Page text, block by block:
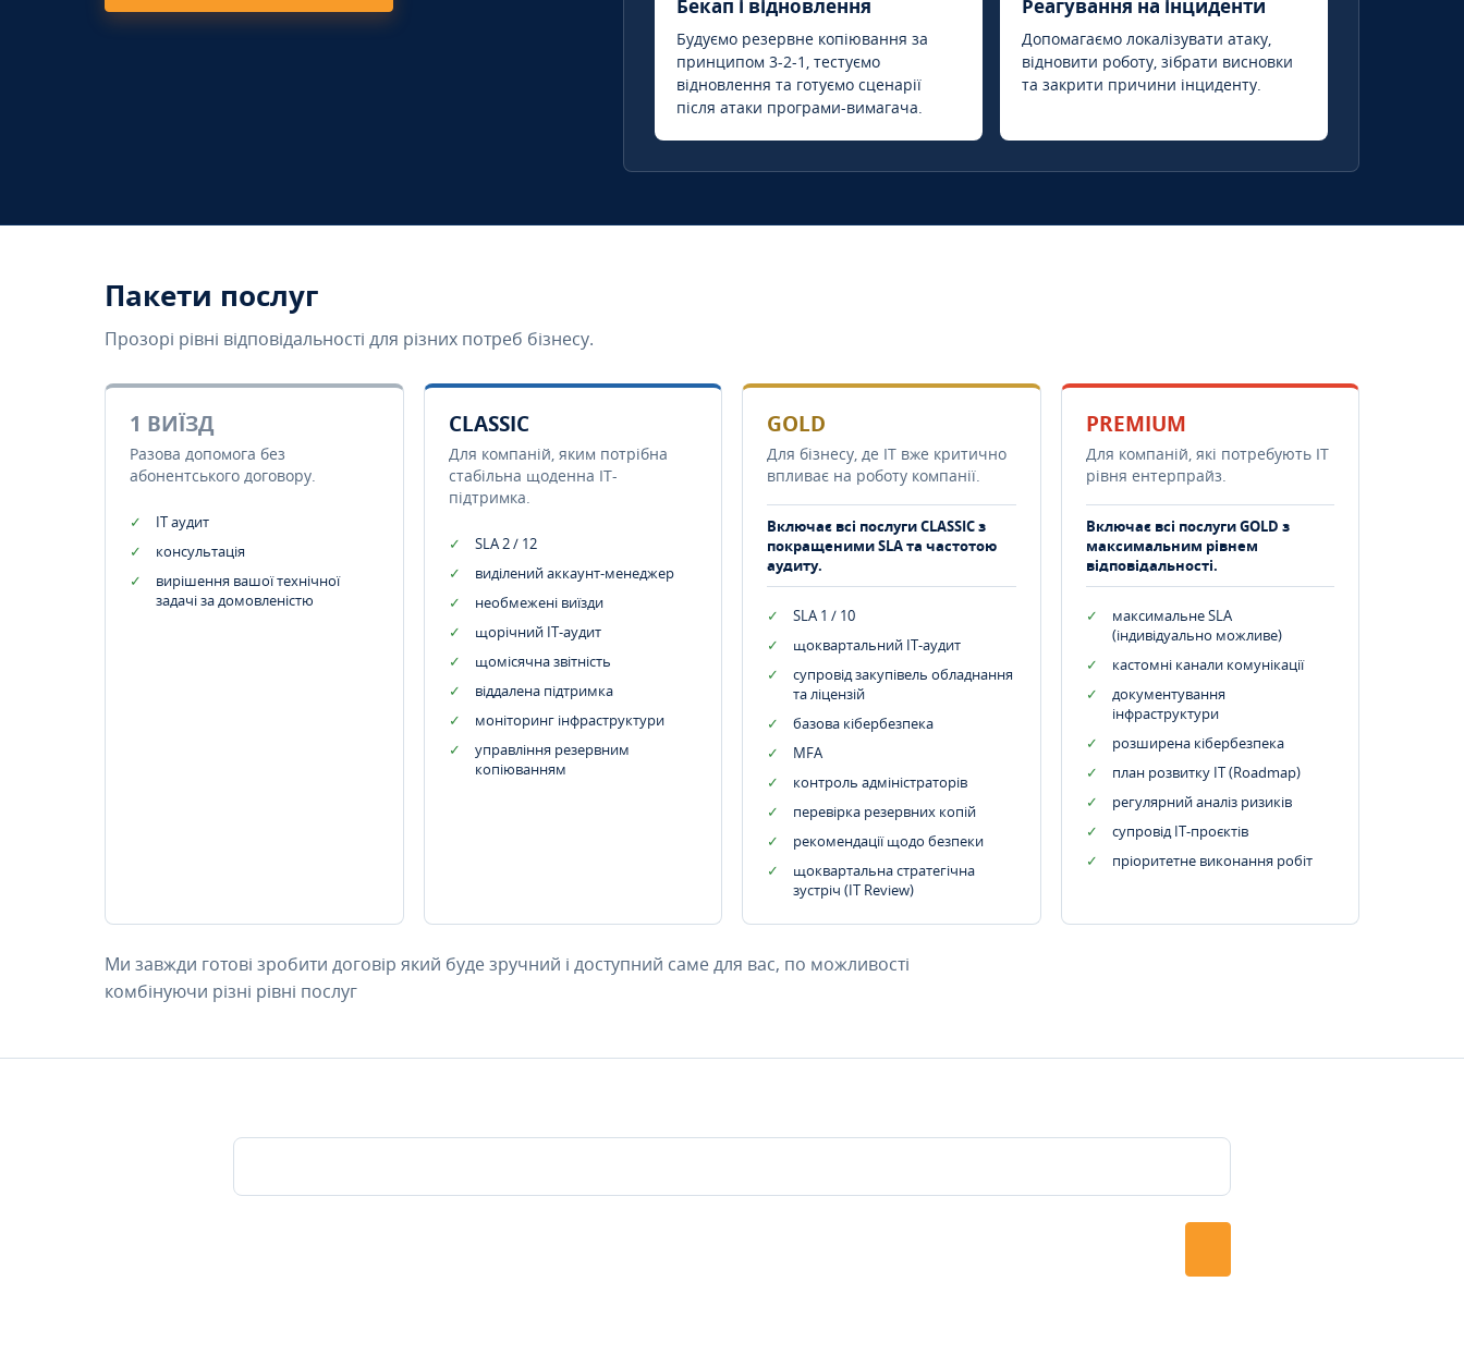
Бекап і відновлення
Будуємо резервне копіювання за
принципом 3-2-1, тестуємо
відновлення та готуємо сценарії
після атаки програми-вимагача.
Реагування на інциденти
Допомагаємо локалізувати атаку,
відновити роботу, зібрати висновки
та закрити причини інциденту.
Пакети послуг
Прозорі рівні відповідальності для різних потреб бізнесу.
1 ВИЇЗД
Разова допомога без
абонентського договору.
IT аудит
консультація
вирішення вашої технічної
задачі за домовленістю
CLASSIC
Для компаній, яким потрібна
стабільна щоденна IT-
підтримка.
SLA 2 / 12
виділений аккаунт-менеджер
необмежені виїзди
щорічний IT-аудит
щомісячна звітність
віддалена підтримка
моніторинг інфраструктури
управління резервним
копіюванням
GOLD
Для бізнесу, де IT вже критично
впливає на роботу компанії.
Включає всі послуги CLASSIC з
покращеними SLA та частотою
аудиту.
SLA 1 / 10
щоквартальний IT-аудит
супровід закупівель обладнання
та ліцензій
базова кібербезпека
MFA
контроль адміністраторів
перевірка резервних копій
рекомендації щодо безпеки
щоквартальна стратегічна
зустріч (IT Review)
PREMIUM
Для компаній, які потребують ІТ
рівня ентерпрайз.
Включає всі послуги GOLD з
максимальним рівнем
відповідальності.
максимальне SLA
(індивідуально можливе)
кастомні канали комунікації
документування
інфраструктури
розширена кібербезпека
план розвитку IT (Roadmap)
регулярний аналіз ризиків
супровід ІТ-проєктів
пріоритетне виконання робіт
Ми завжди готові зробити договір який буде зручний і доступний саме для вас, по можливості
комбінуючи різні рівні послуг